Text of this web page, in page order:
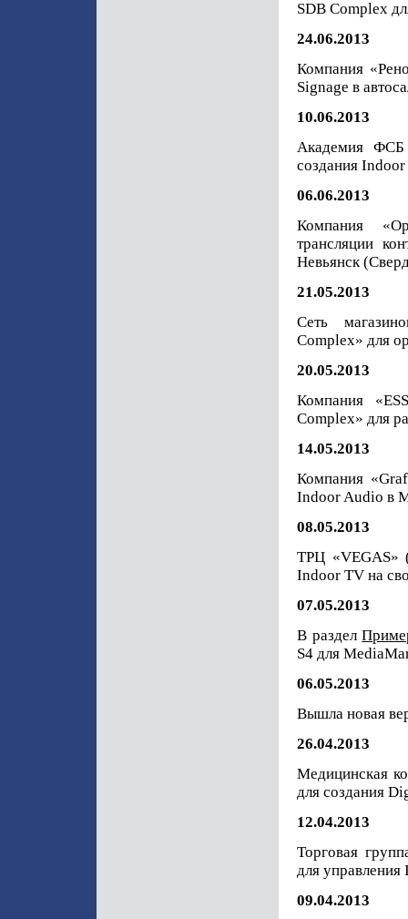
SDB Complex
24.06.2013
Компания
Signage в
10.06.2013
Академия ФСБ
создания
06.06.2013
Компания
трансляции
Невьянск
21.05.2013
Сеть
Complex» для
20.05.2013
Компания
Complex» для
14.05.2013
Компания
Indoor Audio в
08.05.2013
ТРЦ «VEGAS»
Indoor TV на
07.05.2013
В раздел
S4 для
06.05.2013
Вышла новая
26.04.2013
Медицинская
для создания
12.04.2013
Торговая
для
09.04.2013